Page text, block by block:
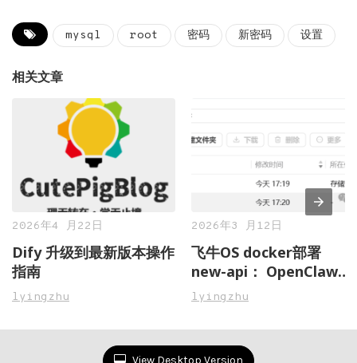
mysql root 密码 新密码 设置
相关文章
2026年4 月22日
Dify 升级到最新版本操作
指南
lyingzhu
2026年3 月12日
飞牛OS docker部署
new-api： OpenClaw虾
粮管理不再愁，一站式搞
管控
lyingzhu
View Desktop Version